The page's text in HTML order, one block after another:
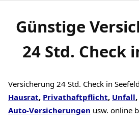
Günstige
24 Std. Check
Versicherung 24 Std. Check in
Hausrat, Privathaftpflicht, Unfall,
Auto-Versicherungen usw. online